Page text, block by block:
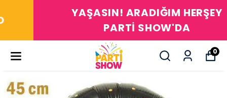
YAŞASIN! ARADIĞIM HERŞEY
PARTİ SHOW'DA
0